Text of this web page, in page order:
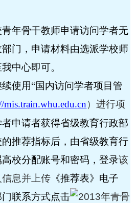
年骨干教师申请访问学者无
门，申请材料由选派学校师
中心即可。
使用“国内访问学者项目管
mis.train.whu.edu.cn）进行项
者申请者获得省级教育行政部
推荐指标后，由省级教育行
校分配账号和密码，登录该
息并上传 《推荐表》电子
联系方式点击
2013年青骨